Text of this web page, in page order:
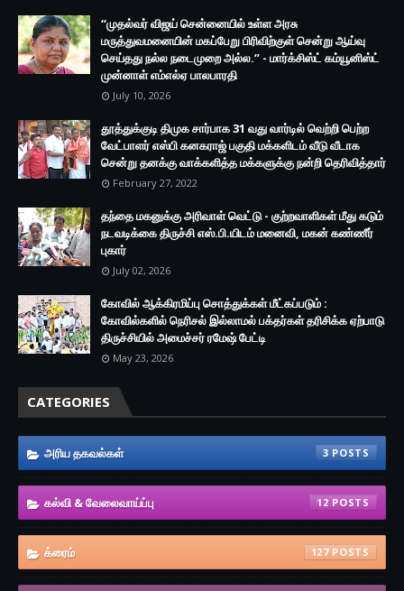
“முதல்வர் விஜய் சென்னையில் உள்ள அரசு
மருத்துவமனையின் மகப்பேறு பிரிவிற்குள் சென்று ஆய்வு
செய்தது நல்ல நடைமுறை அல்ல.” - மார்க்சிஸ்ட் கம்யூனிஸ்ட்
முன்னாள் எம்எல்ஏ பாலபாரதி
July 10, 2026
தூத்துக்குடி திமுக சார்பாக 31 வது வார்டில் வெற்றி பெற்ற
வேட்பாளர் எஸ்பி கனகராஜ் பகுதி மக்களிடம் வீடு வீடாக
சென்று தனக்கு வாக்களித்த மக்களுக்கு நன்றி தெரிவித்தார்
February 27, 2022
தந்தை மகனுக்கு அரிவாள் வெட்டு - குற்றவாளிகள் மீது கடும்
நடவடிக்கை திருச்சி எஸ்.பி.யிடம் மனைவி, மகன் கண்ணீர்
புகார்
July 02, 2026
கோவில் ஆக்கிரமிப்பு சொத்துக்கள் மீட்கப்படும் :
கோவில்களில் நெரிசல் இல்லாமல் பக்தர்கள் தரிசிக்க ஏற்பாடு
திருச்சியில் அமைச்சர் ரமேஷ் பேட்டி
May 23, 2026
CATEGORIES
அரிய தகவல்கள் 3
கல்வி & வேலைவாய்ப்பு 12
க்ரைம் 127